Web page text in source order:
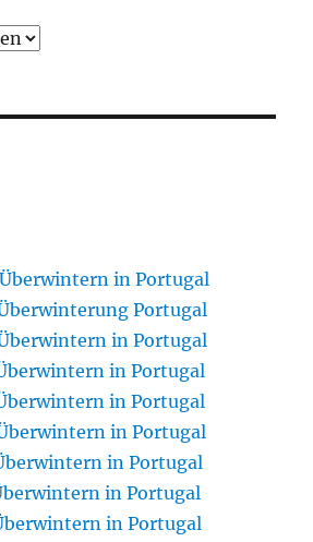
in Portugal
Portugal
in Portugal
in Portugal
in Portugal
in Portugal
in Portugal
in Portugal
in Portugal